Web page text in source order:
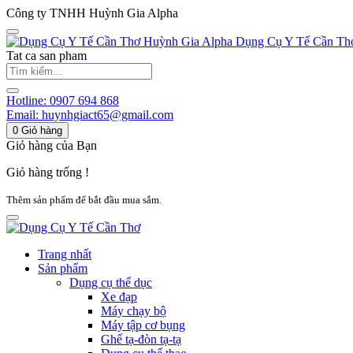
Công ty TNHH Huỳnh Gia Alpha
Huỳnh Gia Alpha Dụng Cụ Y Tế Cần
Tat ca san pham
Hotline: 0907 694 868
Email: huynhgiact65@gmail.com
0 Giỏ hàng
Giỏ hàng của Bạn
Giỏ hàng trống !
Thêm sản phẩm để bắt đầu mua sắm.
Trang nhất
Sản phẩm
Dụng cụ thể dục
Xe đạp
Máy chạy bộ
Máy tập cơ bụng
Ghế tạ-đòn tạ-tạ